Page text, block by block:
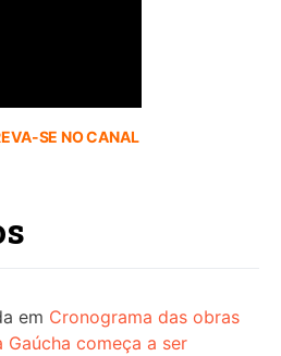
SE NO CANAL
em Cronograma das obras
começa a ser